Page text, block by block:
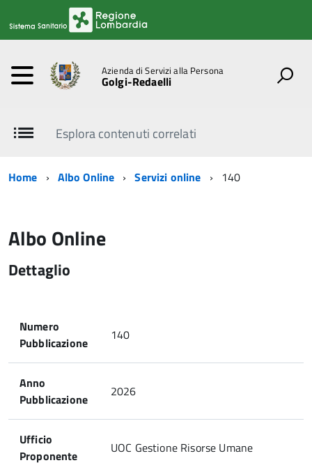
Azienda di Servizi alla Persona
Golgi-Redaelli
Esplora contenuti correlati
Home Albo Online Servizi online 140
Albo Online
Dettaglio
Numero
Pubblicazione
140
Anno
Pubblicazione
2026
Ufficio
Proponente
UOC Gestione Risorse Umane